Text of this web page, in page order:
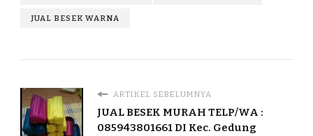
JUAL BESEK WARNA
ARTIKEL SEBELUMNYA
JUAL BESEK MURAH TELP/WA :
085943801661 DI Kec. Gedung